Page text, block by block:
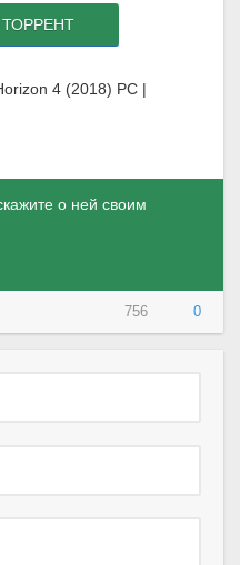
ТОРРЕНТ
4 (2018) PC |
о ней своим
756 0